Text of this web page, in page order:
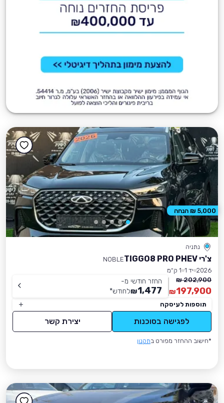
נתניה
צ'רי TIGGO8 PRO PHEV
NOBLE
2026 יד 1
1 ק״מ
202,900 ₪
197,900
₪
החזר חודשי מ-
1,477
₪לחודש*
תוספות לעיסקה
לפגישה בסוכנות יצירת קשר
*חישוב ההחזר מפורט בתקנון
5,000 ₪ הנחה